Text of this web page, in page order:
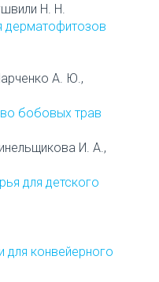
Н. Н.
дерматофитозов
А. Ю.,
бобовых трав
И. А.,
для детского
конвейерного